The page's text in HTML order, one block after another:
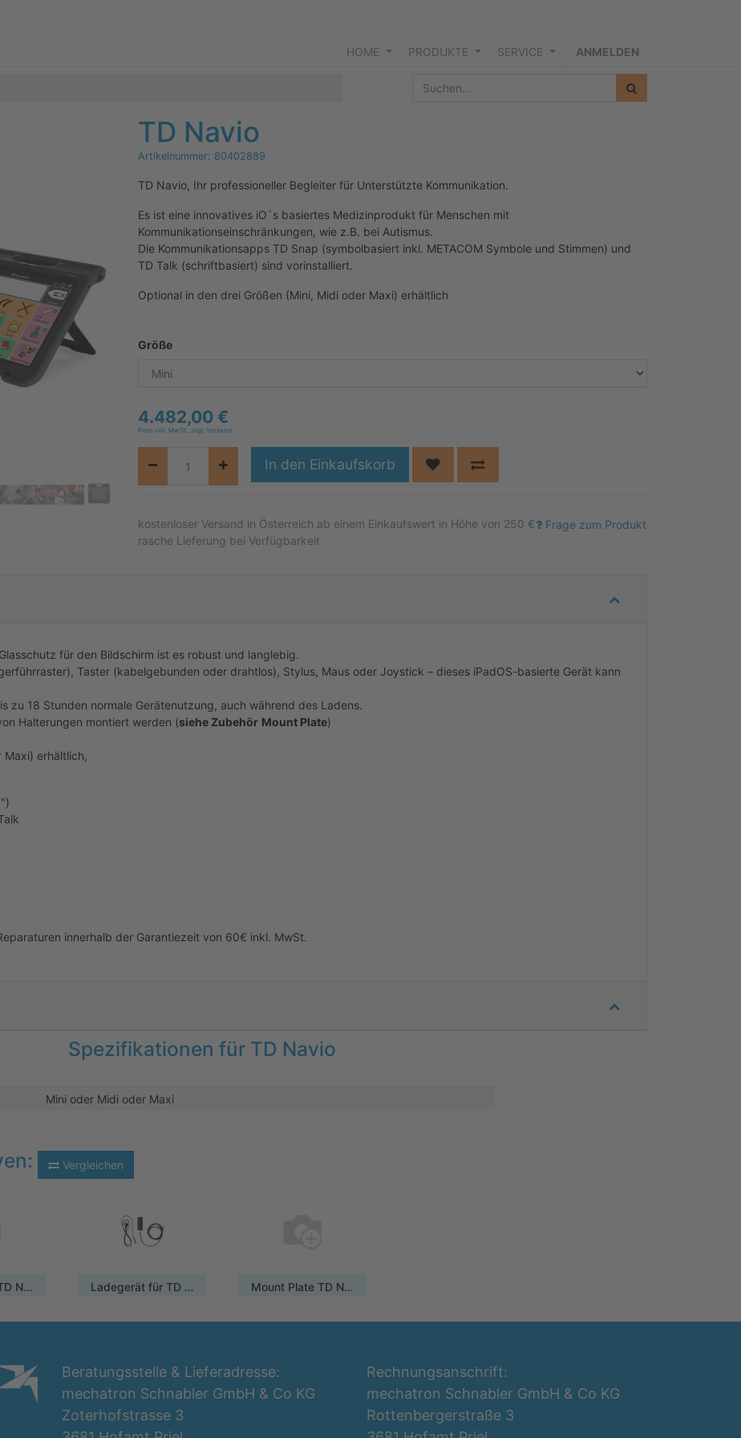
HOME PRODUKTE SERVICE ANMELDEN
TD Navio
Artikelnummer: 80402889
TD Navio, Ihr professioneller Begleiter für Unterstützte Kommunikation.
Es ist eine innovatives iO`s basiertes Medizinprodukt für Menschen mit
Kommunikationseinschränkungen, wie z.B. bei Autismus.
Die Kommunikationsapps TD Snap (symbolbasiert inkl. METACOM Symbole und Stimmen) und
TD Talk (schriftbasiert) sind vorinstalliert.
Optional in den drei Größen (Mini, Midi oder Maxi) erhältlich
Größe
4.482,00 €
Preis inkl. MwSt., zzgl. Versand
In den Einkaufskorb
Frage zum Produkt
kostenloser Versand in Österreich ab einem Einkaufswert in Höhe von 250 €
rasche Lieferung bei Verfügbarkeit
für den Bildschirm ist es robust und langlebig.
Taster (kabelgebunden oder drahtlos), Stylus, Maus oder Joystick – dieses iPadOS-basierte Gerät kann
zu 18 Stunden normale Gerätenutzung, auch während des Ladens.
Halterungen montiert werden (siehe Zubehör Mount Plate)
Maxi) erhältlich,
innerhalb der Garantiezeit von 60€ inkl. MwSt.
Spezifikationen für TD Navio
Mini oder Midi oder Maxi
Vergleichen
Mount Plate TD Navio Midi/Maxi Ladegerät für TD Navio und TD I-110 Mount Plate TD Navio Mini
Beratungsstelle & Lieferadresse:
mechatron Schnabler GmbH & Co KG
Zoterhofstrasse 3
Rechnungsanschrift:
mechatron Schnabler GmbH & Co KG
Rottenbergerstraße 3